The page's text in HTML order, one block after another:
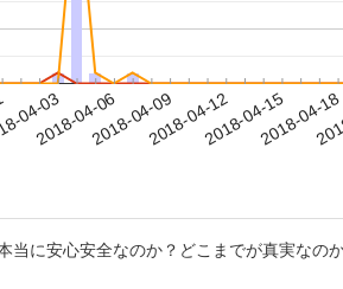
04-03
2018-04-062018-04-092018-04-122018-04-152018-04-18
に安心安全なのか？どこまでが真実なの